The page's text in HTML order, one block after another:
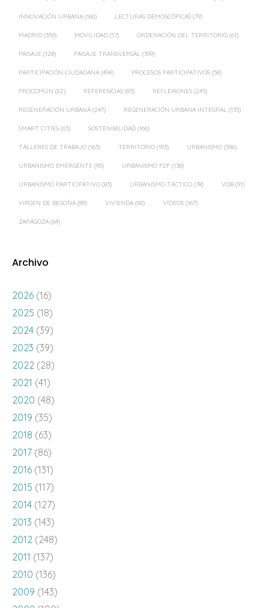
INNOVACIÓN URBANA (166) LECTURAS DEMOSCÓPICAS (79)
MADRID (359) MOVILIDAD (57) ORDENACIÓN DEL TERRITORIO (61)
PAISAJE (128) PAISAJE TRANSVERSAL (399)
PARTICIPACIÓN CIUDADANA (494) PROCESOS PARTICIPATIVOS (58)
PROCOMÚN (62) REFERENCIAS (83) REFLEXIONES (245)
REGENERACIÓN URBANA (247) REGENERACIÓN URBANA INTEGRAL (135)
SMART CITIES (63) SOSTENIBILIDAD (166)
TALLERES DE TRABAJO (163) TERRITORIO (193) URBANISMO (596)
URBANISMO EMERGENTE (95) URBANISMO P2P (138)
URBANISMO PARTICIPATIVO (83) URBANISMO TÁCTICO (78) VDB (91)
VIRGEN DE BEGOÑA (89) VIVIENDA (60) VÍDEOS (167)
ZARAGOZA (64)
Archivo
2026 (16)
2025 (18)
2024 (39)
2023 (39)
2022 (28)
2021 (41)
2020 (48)
2019 (35)
2018 (63)
2017 (86)
2016 (131)
2015 (117)
2014 (127)
2013 (143)
2012 (248)
2011 (137)
2010 (136)
2009 (143)